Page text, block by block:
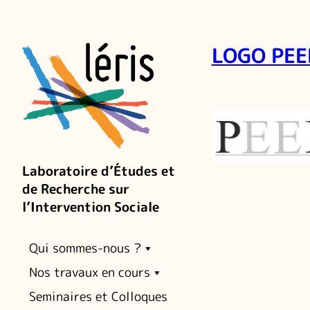
Laboratoire d’Études et
de Recherche sur
l’Intervention Sociale
Qui sommes-nous ?
Nos travaux en cours
Seminaires et Colloques
LOGO